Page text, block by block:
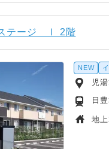
テージ Ⅰ 2階
NEW
児
日
地